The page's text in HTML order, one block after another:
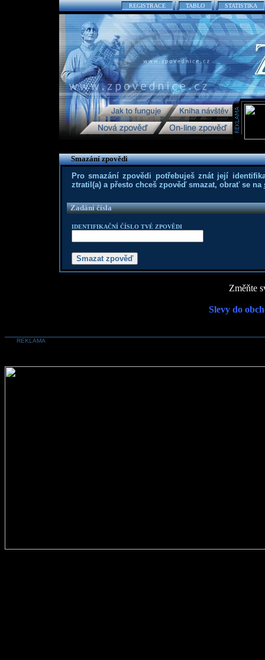
REGISTRACE TABLO STATISTIKA
Smazání zpovědi
Pro smazání zpovědi potřebuješ znát její
ztratil(a) a přesto chceš zpověď smazat, obrať se na
Zadání čísla
IDENTIFIKAČNÍ ČÍSLO TVÉ ZPOVĚDI
Změňte
Slevy do
REKLAMA